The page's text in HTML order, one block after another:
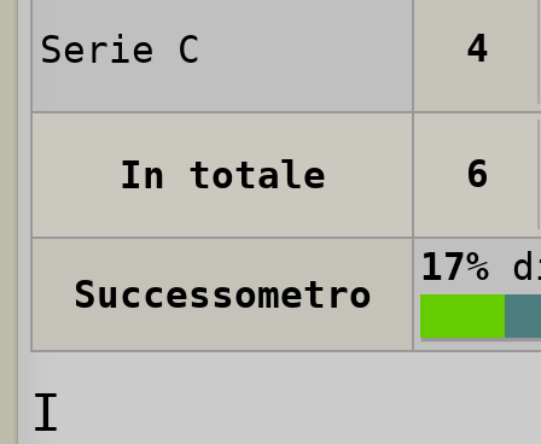
Serie C 4
In totale 6
Successometro
17%
I